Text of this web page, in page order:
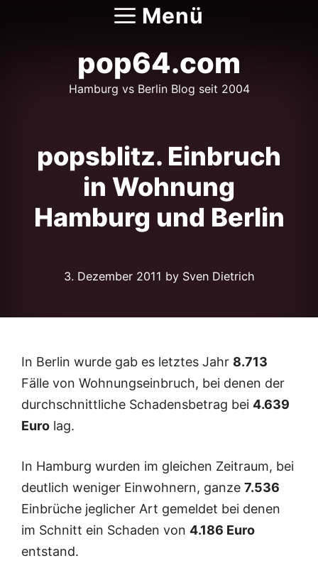
Menü
pop64.com
Hamburg vs Berlin Blog seit 2004
popsblitz. Einbruch
in Wohnung
Hamburg und Berlin
3. Dezember 2011 by Sven Dietrich
In Berlin wurde gab es letztes Jahr 8.713
Fälle von Wohnungseinbruch, bei denen der
durchschnittliche Schadensbetrag bei 4.639
Euro lag.
In Hamburg wurden im gleichen Zeitraum, bei
deutlich weniger Einwohnern, ganze 7.536
Einbrüche jeglicher Art gemeldet bei denen
im Schnitt ein Schaden von 4.186 Euro
entstand.